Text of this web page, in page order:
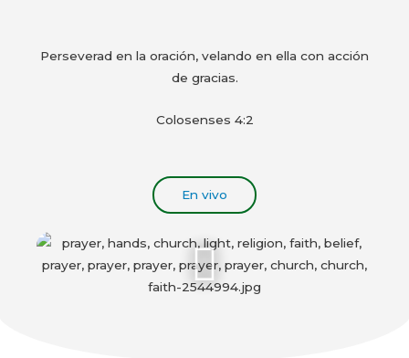
Perseverad en la oración, velando en ella con acción
de gracias.
Colosenses 4:2
En vivo